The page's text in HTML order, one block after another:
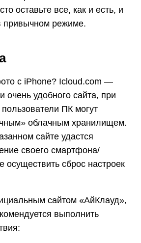
оставьте все, как и есть, и
привычном режиме.
с iPhone? Icloud.com —
очень удобного сайта, при
ПК могут
облачным хранилищем.
сайте удастся
своего смартфона/
осуществить сброс настроек
сайтом «АйКлауд»,
выполнить